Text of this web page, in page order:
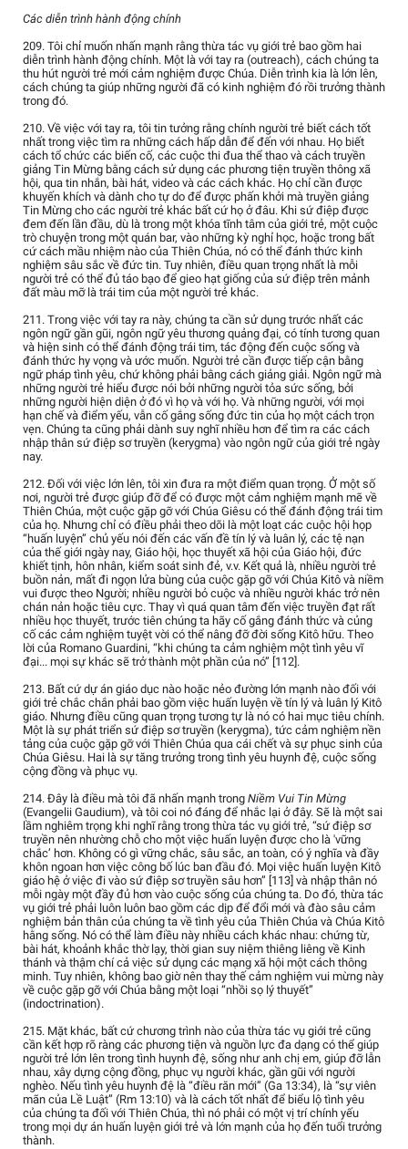
Các diễn trình hành động chính
209. Tôi chỉ muốn nhấn mạnh rằng thừa tác vụ giới trẻ bao gồm hai
diễn trình hành động chính. Một là với tay ra (outreach), cách chúng ta
thu hút người trẻ mới cảm nghiệm được Chúa. Diễn trình kia là lớn lên,
cách chúng ta giúp những người đã có kinh nghiệm đó rồi trưởng thành
trong đó.
210. Về việc với tay ra, tôi tin tưởng rằng chính người trẻ biết cách tốt
nhất trong việc tìm ra những cách hấp dẫn để đến với nhau. Họ biết
cách tổ chức các biến cố, các cuộc thi đua thể thao và cách truyền
giảng Tin Mừng bằng cách sử dụng các phương tiện truyền thông xã
hội, qua tin nhắn, bài hát, video và các cách khác. Họ chỉ cần được
khuyến khích và dành cho tự do để được phấn khởi mà truyền giảng
Tin Mừng cho các người trẻ khác bất cứ họ ở đâu. Khi sứ điệp được
đem đến lần đầu, dù là trong một khóa tĩnh tâm của giới trẻ, một cuộc
trò chuyện trong một quán bar, vào những kỳ nghỉ học, hoặc trong bất
cứ cách mầu nhiệm nào của Thiên Chúa, nó có thể đánh thức kinh
nghiệm sâu sắc về đức tin. Tuy nhiên, điều quan trọng nhất là mỗi
người trẻ có thể đủ táo bạo để gieo hạt giống của sứ điệp trên mảnh
đất màu mỡ là trái tim của một người trẻ khác.
211. Trong việc với tay ra này, chúng ta cần sử dụng trước nhất các
ngôn ngữ gần gũi, ngôn ngữ yêu thương quảng đại, có tính tương quan
và hiện sinh có thể đánh động trái tim, tác động đến cuộc sống và
đánh thức hy vọng và ước muốn. Người trẻ cần được tiếp cận bằng
ngữ pháp tình yêu, chứ không phải bằng cách giảng giải. Ngôn ngữ mà
những người trẻ hiểu được nói bởi những người tỏa sức sống, bởi
những người hiện diện ở đó vì họ và với họ. Và những người, với mọi
hạn chế và điểm yếu, vẫn cố gắng sống đức tin của họ một cách trọn
vẹn. Chúng ta cũng phải dành suy nghĩ nhiều hơn để tìm ra các cách
nhập thân sứ điệp sơ truyền (kerygma) vào ngôn ngữ của giới trẻ ngày
nay.
212. Đối với việc lớn lên, tôi xin đưa ra một điểm quan trọng. Ở một số
nơi, người trẻ được giúp đỡ để có được một cảm nghiệm mạnh mẽ về
Thiên Chúa, một cuộc gặp gỡ với Chúa Giêsu có thể đánh động trái tim
của họ. Nhưng chỉ có điều phải theo dõi là một loạt các cuộc hội họp
“huấn luyện” chủ yếu nói đến các vấn đề tín lý và luân lý, các tệ nạn
của thế giới ngày nay, Giáo hội, học thuyết xã hội của Giáo hội, đức
khiết tịnh, hôn nhân, kiểm soát sinh đẻ, v.v. Kết quả là, nhiều người trẻ
buồn nản, mất đi ngọn lửa bùng của cuộc gặp gỡ với Chúa Kitô và niềm
vui được theo Người; nhiều người bỏ cuộc và nhiều người khác trở nên
chán nản hoặc tiêu cực. Thay vì quá quan tâm đến việc truyền đạt rất
nhiều học thuyết, trước tiên chúng ta hãy cố gắng đánh thức và củng
cố các cảm nghiệm tuyệt vời có thể nâng đỡ đời sống Kitô hữu. Theo
lời của Romano Guardini, “khi chúng ta cảm nghiệm một tình yêu vĩ
đại... mọi sự khác sẽ trở thành một phần của nó” [112].
213. Bất cứ dự án giáo dục nào hoặc nẻo đường lớn mạnh nào đối với
giới trẻ chắc chắn phải bao gồm việc huấn luyện về tín lý và luân lý Kitô
giáo. Nhưng điều cũng quan trọng tương tự là nó có hai mục tiêu chính.
Một là sự phát triển sứ điệp sơ truyền (kerygma), tức cảm nghiệm nền
tảng của cuộc gặp gỡ với Thiên Chúa qua cái chết và sự phục sinh của
Chúa Giêsu. Hai là sự tăng trưởng trong tình yêu huynh đệ, cuộc sống
cộng đồng và phục vụ.
214. Đây là điều mà tôi đã nhấn mạnh trong Niềm Vui Tin Mừng
(Evangelii Gaudium), và tôi coi nó đáng để nhắc lại ở đây. Sẽ là một sai
lầm nghiêm trọng khi nghĩ rằng trong thừa tác vụ giới trẻ, “sứ điệp sơ
truyền nên nhường chỗ cho một việc huấn luyện được cho là 'vững
chắc’ hơn. Không có gì vững chắc, sâu sắc, an toàn, có ý nghĩa và đầy
khôn ngoan hơn việc công bố lúc ban đầu đó. Mọi việc huấn luyện Kitô
giáo hệ ở việc đi vào sứ điệp sơ truyền sâu hơn” [113] và nhập thân nó
mỗi ngày một đầy đủ hơn vào cuộc sống của chúng ta. Do đó, thừa tác
vụ giới trẻ phải luôn luôn bao gồm các dịp để đổi mới và đào sâu cảm
nghiệm bản thân của chúng ta về tình yêu của Thiên Chúa và Chúa Kitô
hằng sống. Nó có thể làm điều này nhiều cách khác nhau: chứng từ,
bài hát, khoảnh khắc thờ lạy, thời gian suy niệm thiêng liêng về Kinh
thánh và thậm chí cả việc sử dụng các mạng xã hội một cách thông
minh. Tuy nhiên, không bao giờ nên thay thế cảm nghiệm vui mừng này
về cuộc gặp gỡ với Chúa bằng một loại “nhồi sọ lý thuyết”
(indoctrination).
215. Mặt khác, bất cứ chương trình nào của thừa tác vụ giới trẻ cũng
cần kết hợp rõ ràng các phương tiện và nguồn lực đa dạng có thể giúp
người trẻ lớn lên trong tình huynh đệ, sống như anh chị em, giúp đỡ lẫn
nhau, xây dựng cộng đồng, phục vụ người khác, gần gũi với người
nghèo. Nếu tình yêu huynh đệ là “điều răn mới” (Ga 13:34), là “sự viên
mãn của Lề Luật” (Rm 13:10) và là cách tốt nhất để biểu lộ tình yêu
của chúng ta đối với Thiên Chúa, thì nó phải có một vị trí chính yếu
trong mọi dự án huấn luyện giới trẻ và lớn mạnh của họ đến tuổi trưởng
thành.